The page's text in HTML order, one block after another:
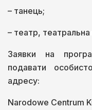
– танець;
– театр, театральна
Заявки на
подавати
адресу:
Narodowe Centrum